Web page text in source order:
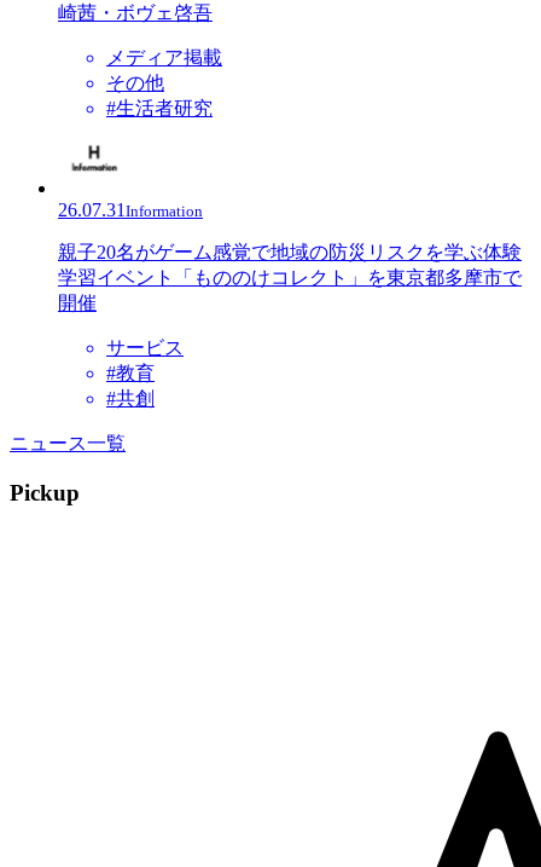
崎茜・ボヴェ啓吾
メディア掲載
その他
#生活者研究
26.07.31 Information
親子20名がゲーム感覚で地域の防災リスクを学ぶ体験
学習イベント「もののけコレクト」を東京都多摩市で
開催
サービス
#教育
#共創
ニュース一覧
Pickup